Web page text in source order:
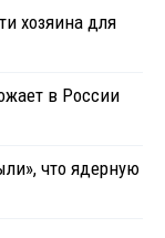
хозяина для
в России
что ядерную